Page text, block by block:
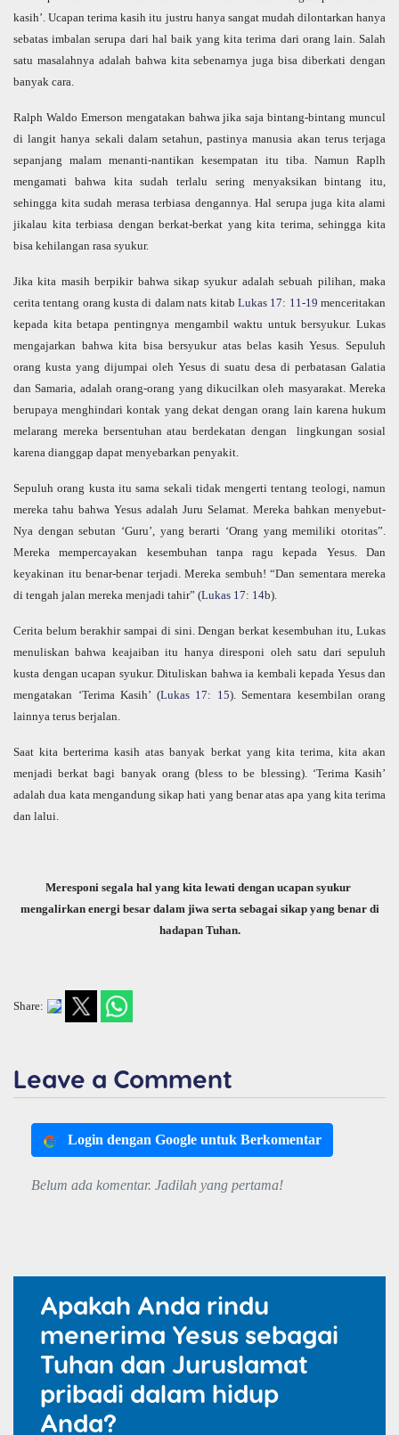
kasih’. Ucapan terima kasih itu justru hanya sangat mudah dilontarkan hanya
sebatas imbalan serupa dari hal baik yang kita terima dari orang lain. Salah
satu masalahnya adalah bahwa kita sebenarnya juga bisa diberkati dengan
banyak cara.
Ralph Waldo Emerson mengatakan bahwa jika saja bintang-bintang muncul
di langit hanya sekali dalam setahun, pastinya manusia akan terus terjaga
sepanjang malam menanti-nantikan kesempatan itu tiba. Namun Raplh
mengamati bahwa kita sudah terlalu sering menyaksikan bintang itu,
sehingga kita sudah merasa terbiasa dengannya. Hal serupa juga kita alami
jikalau kita terbiasa dengan berkat-berkat yang kita terima, sehingga kita
bisa kehilangan rasa syukur.
Jika kita masih berpikir bahwa sikap syukur adalah sebuah pilihan, maka
cerita tentang orang kusta di dalam nats kitab Lukas 17: 11-19 menceritakan
kepada kita betapa pentingnya mengambil waktu untuk bersyukur. Lukas
mengajarkan bahwa kita bisa bersyukur atas belas kasih Yesus. Sepuluh
orang kusta yang dijumpai oleh Yesus di suatu desa di perbatasan Galatia
dan Samaria, adalah orang-orang yang dikucilkan oleh masyarakat. Mereka
berupaya menghindari kontak yang dekat dengan orang lain karena hukum
melarang mereka bersentuhan atau berdekatan dengan lingkungan sosial
karena dianggap dapat menyebarkan penyakit.
Sepuluh orang kusta itu sama sekali tidak mengerti tentang teologi, namun
mereka tahu bahwa Yesus adalah Juru Selamat. Mereka bahkan menyebut-
Nya dengan sebutan ‘Guru’, yang berarti ‘Orang yang memiliki otoritas”.
Mereka mempercayakan kesembuhan tanpa ragu kepada Yesus. Dan
keyakinan itu benar-benar terjadi. Mereka sembuh! “Dan sementara mereka
di tengah jalan mereka menjadi tahir” (Lukas 17: 14b).
Cerita belum berakhir sampai di sini. Dengan berkat kesembuhan itu, Lukas
menuliskan bahwa keajaiban itu hanya diresponi oleh satu dari sepuluh
kusta dengan ucapan syukur. Dituliskan bahwa ia kembali kepada Yesus dan
mengatakan ‘Terima Kasih’ (Lukas 17: 15). Sementara kesembilan orang
lainnya terus berjalan.
Saat kita berterima kasih atas banyak berkat yang kita terima, kita akan
menjadi berkat bagi banyak orang (bless to be blessing). ‘Terima Kasih’
adalah dua kata mengandung sikap hati yang benar atas apa yang kita terima
dan lalui.
Meresponi segala hal yang kita lewati dengan ucapan syukur
mengalirkan energi besar dalam jiwa serta sebagai sikap yang benar di
hadapan Tuhan.
Share:
Leave a Comment
Login dengan Google untuk Berkomentar
Belum ada komentar. Jadilah yang pertama!
Apakah Anda rindu
menerima Yesus sebagai
Tuhan dan Juruslamat
pribadi dalam hidup
Anda?